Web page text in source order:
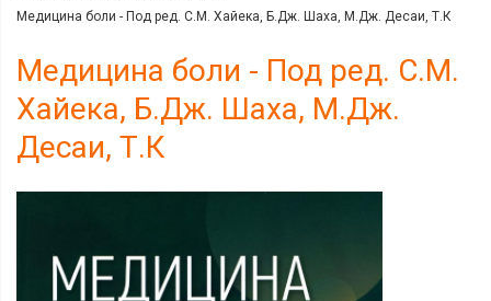
Медицина боли - Под ред. С.М. Хайека, Б.Дж. Шаха, М.Дж. Десаи, Т.К
Медицина боли - Под ред. С.М.
Хайека, Б.Дж. Шаха, М.Дж.
Десаи, Т.К